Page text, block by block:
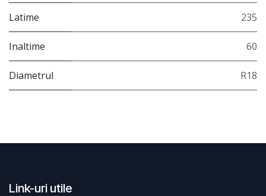
Latime 235
Inaltime 60
Diametrul R18
Link-uri utile